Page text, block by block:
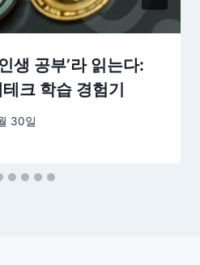
생 공부’라 읽는다:
크 학습 경험기
30일